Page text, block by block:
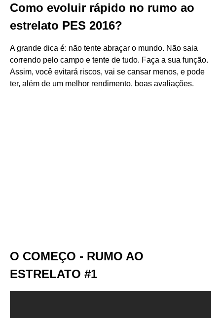
Como evoluir rápido no rumo ao
estrelato PES 2016?
A grande dica é: não tente abraçar o mundo. Não saia
correndo pelo campo e tente de tudo. Faça a sua função.
Assim, você evitará riscos, vai se cansar menos, e pode
ter, além de um melhor rendimento, boas avaliações.
O COMEÇO - RUMO AO
ESTRELATO #1